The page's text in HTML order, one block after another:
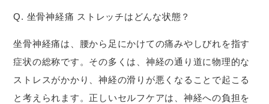
Q. 坐骨神経痛 ストレッチはどんな状態？
坐骨神経痛は、腰から足にかけての痛みやしびれを指す
症状の総称です。その多くは、神経の通り道に物理的な
ストレスがかかり、神経の滑りが悪くなることで起こる
と考えられます。正しいセルフケアは、神経への負担を